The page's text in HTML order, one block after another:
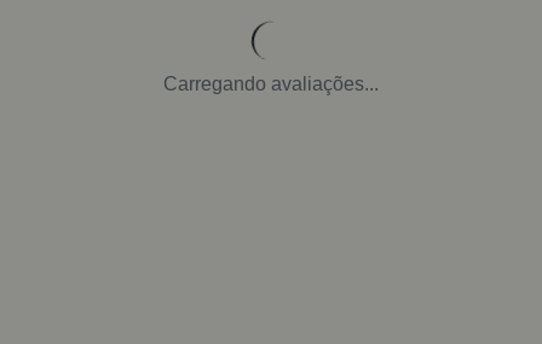
Carregando avaliações...